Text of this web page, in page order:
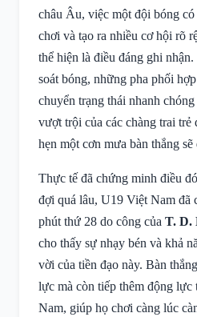
châu Âu, việc một đội bóng có
chơi và tạo ra nhiều cơ hội rõ
thể hiện là điều đáng ghi
soát bóng, những pha phối
chuyển trạng thái nhanh
vượt trội của các chàng trai
hẹn một cơn mưa bàn thắng sẽ
Thực tế đã chứng minh điều
đợi quá lâu, U19 Việt Nam đã
phút thứ 28 do công của T. D.
cho thấy sự nhạy bén và khả
vời của tiền đạo này. Bàn
lực mà còn tiếp thêm động
Nam, giúp họ chơi càng lúc